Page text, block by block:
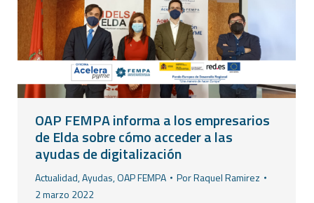
OAP FEMPA informa a los empresarios
de Elda sobre cómo acceder a las
ayudas de digitalización
Actualidad,Ayudas,OAP FEMPA PorRaquel Ramirez
2 marzo 2022